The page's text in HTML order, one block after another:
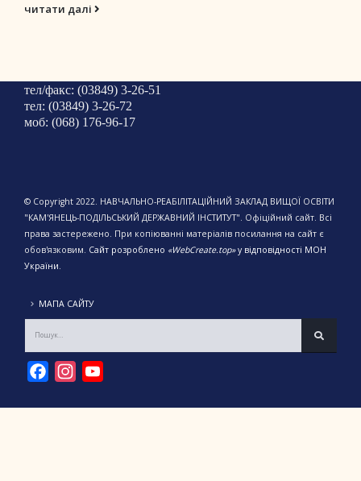
читати далі
тел/факс: (03849) 3-26-51
тел: (03849) 3-26-72
моб: (068) 176-96-17
© Copyright 2022. НАВЧАЛЬНО-РЕАБІЛІТАЦІЙНИЙ ЗАКЛАД ВИЩОЇ ОСВІТИ
"КАМ'ЯНЕЦЬ-ПОДІЛЬСЬКИЙ ДЕРЖАВНИЙ ІНСТИТУТ". Офіційний сайт. Всі
права застережено. При копіюванні матеріалів посилання на сайт є
обов'язковим. Сайт розроблено «WebCreate.top»у відповідності МОН
України.
МАПА САЙТУ
FacebookInstagram